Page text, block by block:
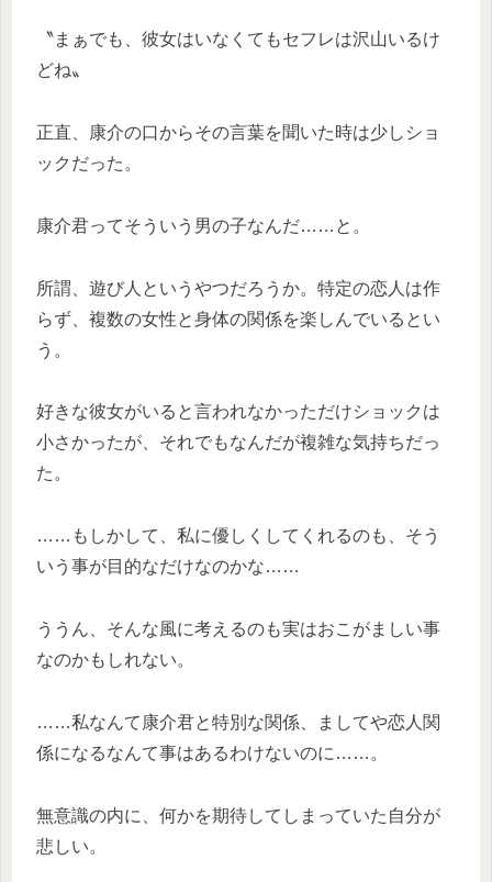
〝まぁでも、彼女はいなくてもセフレは沢山いるけ
どね〟
正直、康介の口からその言葉を聞いた時は少しショ
ックだった。
康介君ってそういう男の子なんだ……と。
所謂、遊び人というやつだろうか。特定の恋人は作
らず、複数の女性と身体の関係を楽しんでいるとい
う。
好きな彼女がいると言われなかっただけショックは
小さかったが、それでもなんだが複雑な気持ちだっ
た。
……もしかして、私に優しくしてくれるのも、そう
いう事が目的なだけなのかな……
ううん、そんな風に考えるのも実はおこがましい事
なのかもしれない。
……私なんて康介君と特別な関係、ましてや恋人関
係になるなんて事はあるわけないのに……。
無意識の内に、何かを期待してしまっていた自分が
悲しい。